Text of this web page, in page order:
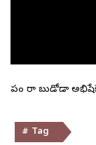
పాపం రా బుడోడా
# Tag